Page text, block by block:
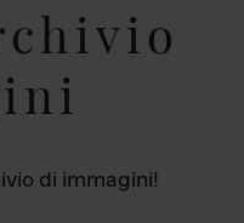
di immagini!